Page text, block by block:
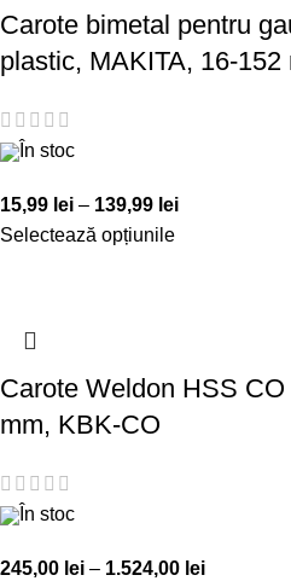
Carote bimetal pentru
plastic, MAKITA, 16-152
În stoc
15,99 lei – 139,99 lei
Selectează opțiunile
Carote Weldon HSS
mm, KBK-CO
În stoc
245,00 lei – 1.524,00 lei